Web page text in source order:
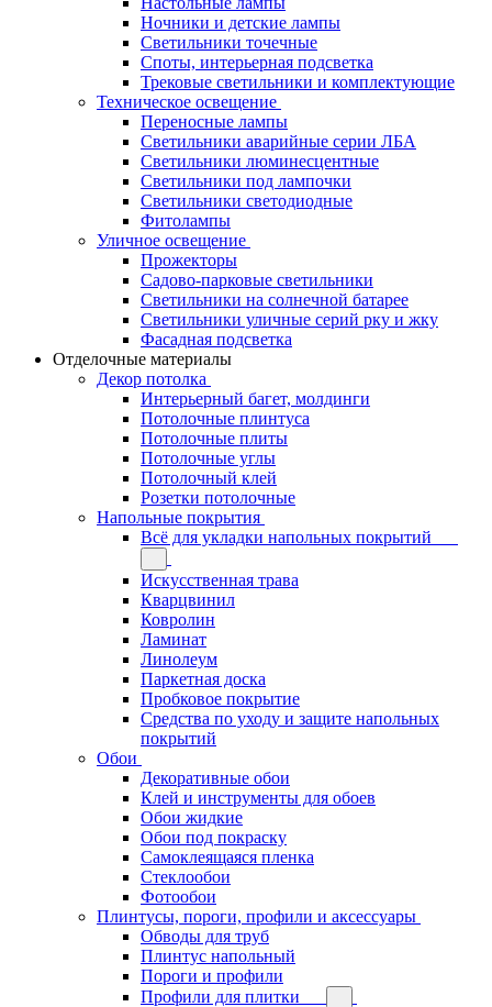
Ночники и детские лампы
Светильники точечные
Споты, интерьерная подсветка
Трековые светильники и комплектующие
Техническое освещение
Переносные лампы
Светильники аварийные серии ЛБА
Светильники люминесцентные
Светильники под лампочки
Светильники светодиодные
Фитолампы
Уличное освещение
Прожекторы
Садово-парковые светильники
Светильники на солнечной батарее
Светильники уличные серий рку и жку
Фасадная подсветка
Отделочные материалы
Декор потолка
Интерьерный багет, молдинги
Потолочные плинтуса
Потолочные плиты
Потолочные углы
Потолочный клей
Розетки потолочные
Напольные покрытия
Всё для укладки напольных покрытий
Искусственная трава
Кварцвинил
Ковролин
Ламинат
Линолеум
Паркетная доска
Пробковое покрытие
Средства по уходу и защите напольных
покрытий
Обои
Декоративные обои
Клей и инструменты для обоев
Обои жидкие
Обои под покраску
Самоклеящаяся пленка
Стеклообои
Фотообои
Плинтусы, пороги, профили и аксессуары
Обводы для труб
Плинтус напольный
Пороги и профили
Профили для плитки